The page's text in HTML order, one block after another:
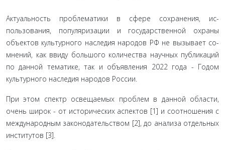
Актуальность проблематики в сфере сохранения, ис­
пользования, популяризации и государственной охраны
объектов культурного наследия народов РФ не вызывает со­
мнений, как ввиду большого количества научных публика­ций
по данной тематике, так и объявления 2022 года - Годом
культурного наследия народов России.
При этом спектр освещаемых проблем в данной области,
очень широк - от исторических аспектов [1] и соотношения с
международным законодательством [2], до анализа отдельных
институтов [3].